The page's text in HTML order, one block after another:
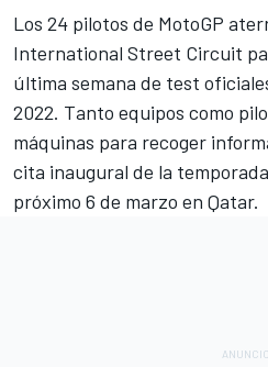
Los 24 pilotos de MotoGP
International Street Circuit
última semana de test
2022. Tanto equipos como
máquinas para recoger
cita inaugural de la
próximo 6 de marzo en Qatar.